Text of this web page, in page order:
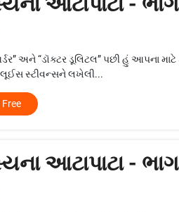
મર્ડર” અને “ડૉક્ટર ડૂલિટલ” પછી હું આપના
લૂઈસ સ્ટીવન્સને લખેલી...
Free
આટાપાટા -